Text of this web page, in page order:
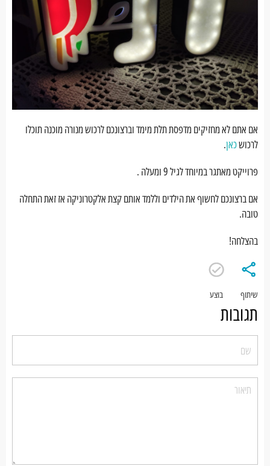
אם אתם לא מחזיקים מדפסת תלת מימד וברצונכם לרכוש מנורה מוכנה תוכלו
לרכושכאן.
פרוייקט מאתגר במיוחד לגיל 9 ומעלה .
אם ברצונכם לחשוף את הילדים וללמד אותם קצת אלקטרוניקה אז זאת התחלה
טובה.
בהצלחה!
שיתוף בוצע
תגובות